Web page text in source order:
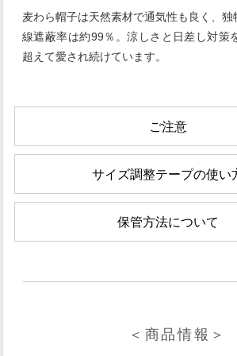
麦わら帽子は天然素材で通気性も良く、
線遮蔽率は約99％。涼しさと日差し対策
超えて愛され続けています。
ご注意
サイズ調整テープの使い
保管方法について
＜商品情報＞